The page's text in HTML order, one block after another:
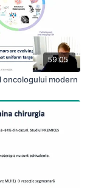
59:05
oncologului modern